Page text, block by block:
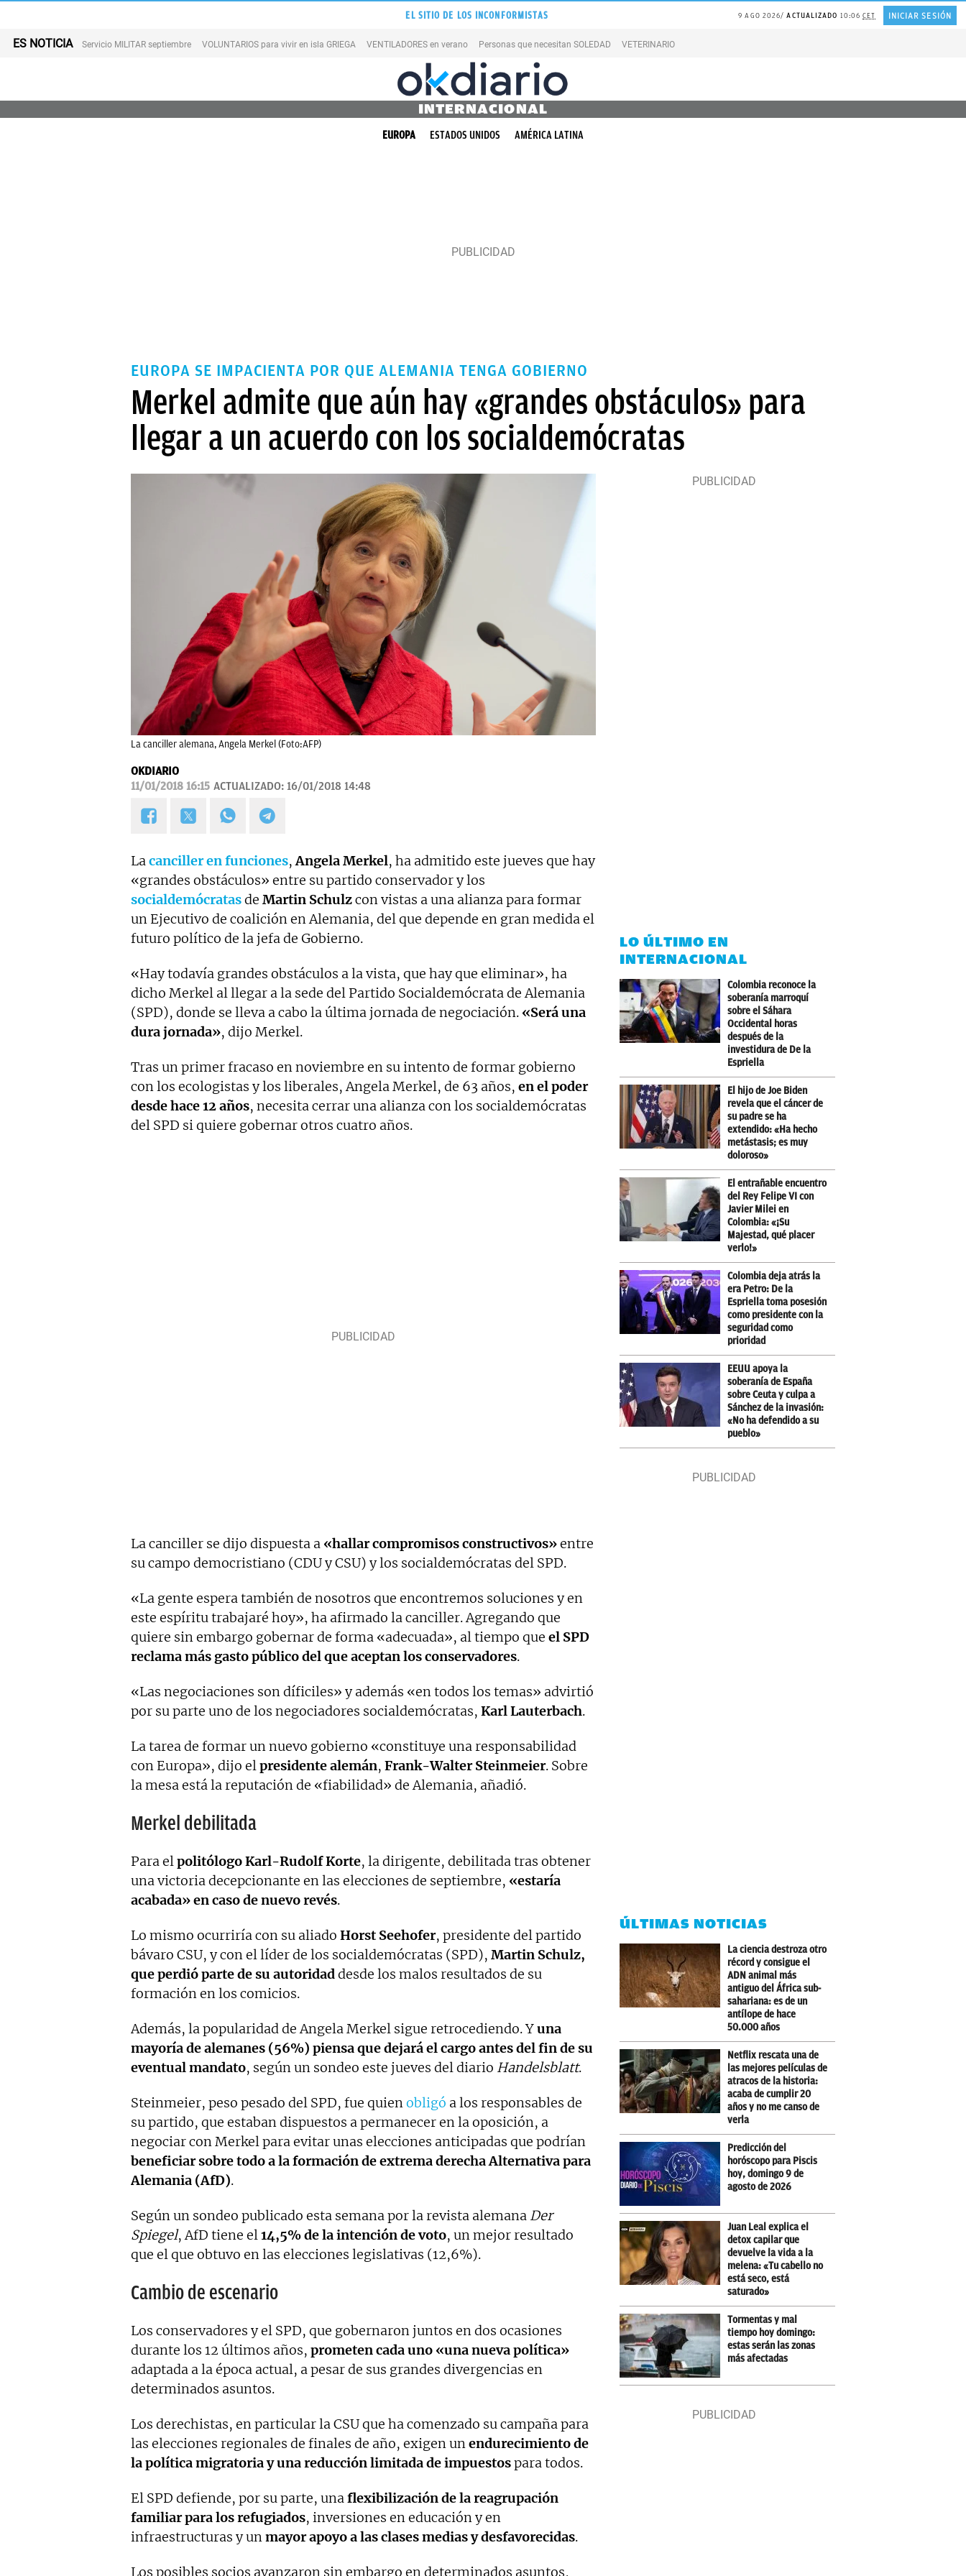
EL SITIO DE LOS INCONFORMISTAS 9 AGO 2026 ACTUALIZADO 10:06CET INICIAR SESIÓN
ES NOTICIA Servicio MILITAR septiembre VOLUNTARIOS para vivir en isla GRIEGA VENTILADORES en verano Personas que necesitan SOLEDAD VETERINARIO gatos
INTERNACIONAL
EUROPA ESTADOS UNIDOS AMÉRICA LATINA
EUROPA SE IMPACIENTA POR QUE ALEMANIA TENGA GOBIERNO
Merkel admite que aún hay «grandes obstáculos» para
llegar a un acuerdo con los socialdemócratas
La canciller alemana, Angela Merkel (Foto:AFP)
OKDIARIO
11/01/2018 16:15 ACTUALIZADO: 16/01/2018 14:48
Lacanciller en funciones,Angela Merkel, ha admitido este jueves que hay
«grandes obstáculos» entre su partido conservador y los
socialdemócratasde Martin Schulzcon vistas a una alianza para formar
un Ejecutivo de coalición en Alemania, del que depende en gran medida el
futuro político de la jefa de Gobierno.
«Hay todavía grandes obstáculos a la vista, que hay que eliminar», ha
dicho Merkel al llegar a la sede del Partido Socialdemócrata de Alemania
(SPD), donde se lleva a cabo la última jornada de negociación. «Será una
dura jornada», dijo Merkel.
Tras un primer fracaso en noviembre en su intento de formar gobierno
con los ecologistas y los liberales, Angela Merkel, de 63 años, en el poder
desde hace 12 años, necesita cerrar una alianza con los socialdemócratas
del SPD si quiere gobernar otros cuatro años.
La canciller se dijo dispuesta a «hallar compromisos constructivos»entre
su campo democristiano (CDU y CSU) y los socialdemócratas del SPD.
«La gente espera también de nosotros que encontremos soluciones y en
este espíritu trabajaré hoy», ha afirmado la canciller. Agregando que
quiere sin embargo gobernar de forma «adecuada», al tiempo que el SPD
reclama más gasto público del que aceptan los conservadores.
«Las negociaciones son díficiles» y además «en todos los temas» advirtió
por su parte uno de los negociadores socialdemócratas, Karl Lauterbach.
La tarea de formar un nuevo gobierno «constituye una responsabilidad
con Europa», dijo elpresidente alemán, Frank-Walter Steinmeier. Sobre
la mesa está la reputación de «fiabilidad» de Alemania, añadió.
Merkel debilitada
Para elpolitólogo Karl-Rudolf Korte, la dirigente, debilitada tras obtener
una victoria decepcionante en las elecciones de septiembre, «estaría
acabada» en caso de nuevo revés.
Lo mismo ocurriría con su aliado Horst Seehofer, presidente del partido
bávaro CSU, y con el líder de los socialdemócratas (SPD), Martin Schulz,
que perdió parte de su autoridaddesde los malos resultados de su
formación en los comicios.
Además, la popularidad de Angela Merkel sigue retrocediendo. Yuna
mayoría de alemanes (56%) piensa que dejará el cargo antes del fin de su
eventual mandato, según un sondeo este jueves del diario Handelsblatt.
Steinmeier, peso pesado del SPD, fue quienobligó a los responsables de
su partido, que estaban dispuestos a permanecer en la oposición, a
negociar con Merkel para evitar unas elecciones anticipadas que podrían
beneficiar sobre todo a la formación de extrema derecha Alternativa para
Alemania (AfD).
Según un sondeo publicado esta semana por la revista alemana Der
Spiegel, AfD tiene el14,5% de la intención de voto, un mejor resultado
que el que obtuvo en las elecciones legislativas (12,6%).
Cambio de escenario
Los conservadores y el SPD, que gobernaron juntos en dos ocasiones
durante los 12 últimos años, prometen cada uno «una nueva política»
adaptada a la época actual, a pesar de sus grandes divergencias en
determinados asuntos.
Los derechistas, en particular la CSU que ha comenzado su campaña para
las elecciones regionales de finales de año, exigen unendurecimiento de
la política migratoria y una reducción limitada de impuestospara todos.
El SPD defiende, por su parte, unaflexibilización de la reagrupación
familiar para los refugiados, inversiones en educación y en
infraestructuras y unmayor apoyo a las clases medias y desfavorecidas.
Los posibles socios avanzaron sin embargo en determinados asuntos,
LO ÚLTIMO EN
INTERNACIONAL
Colombia reconoce la
soberanía marroquí
sobre el Sáhara
Occidental horas
después de la
investidura de De la
Espriella
El hijo de Joe Biden
revela que el cáncer de
su padre se ha
extendido: «Ha hecho
metástasis; es muy
doloroso»
El entrañable encuentro
del Rey Felipe VI con
Javier Milei en
Colombia: «¡Su
Majestad, qué placer
verlo!»
Colombia deja atrás la
era Petro: De la
Espriella toma posesión
como presidente con la
seguridad como
prioridad
EEUU apoya la
soberanía de España
sobre Ceuta y culpa a
Sánchez de la invasión:
«No ha defendido a su
pueblo»
ÚLTIMAS NOTICIAS
La ciencia destroza otro
récord y consigue el
ADN animal más
antiguo del África sub-
sahariana: es de un
antílope de hace
50.000 años
Netflix rescata una de
las mejores películas de
atracos de la historia:
acaba de cumplir 20
años y no me canso de
verla
Predicción del
horóscopo para Piscis
hoy, domingo 9 de
agosto de 2026
Juan Leal explica el
detox capilar que
devuelve la vida a la
melena: «Tu cabello no
está seco, está
saturado»
Tormentas y mal
tiempo hoy domingo:
estas serán las zonas
más afectadas